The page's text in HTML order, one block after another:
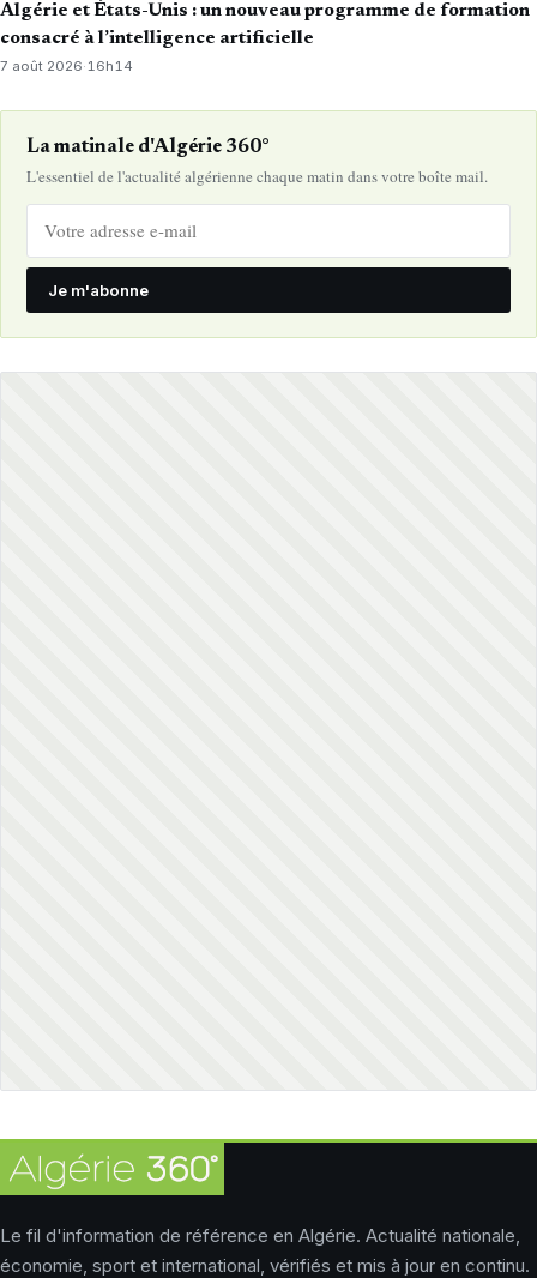
Algérie et États-Unis : un nouveau programme de formation
consacré à l’intelligence artificielle
7 août 2026·16h14
La matinale d'Algérie 360°
L'essentiel de l'actualité algérienne chaque matin dans votre boîte mail.
Je m'abonne
Le fil d'information de référence en Algérie. Actualité nationale,
économie, sport et international, vérifiés et mis à jour en continu.